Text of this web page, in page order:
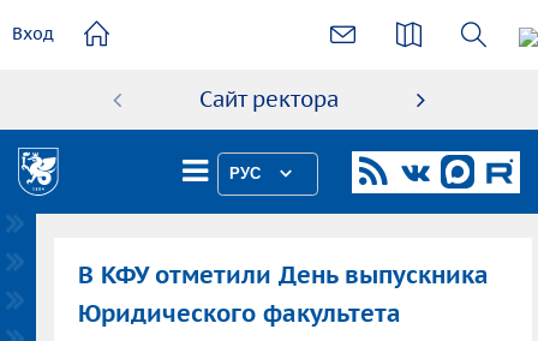
содержанию
Вход
Сайт ректора
РУС
В КФУ отметили День выпускника
Юридического факультета